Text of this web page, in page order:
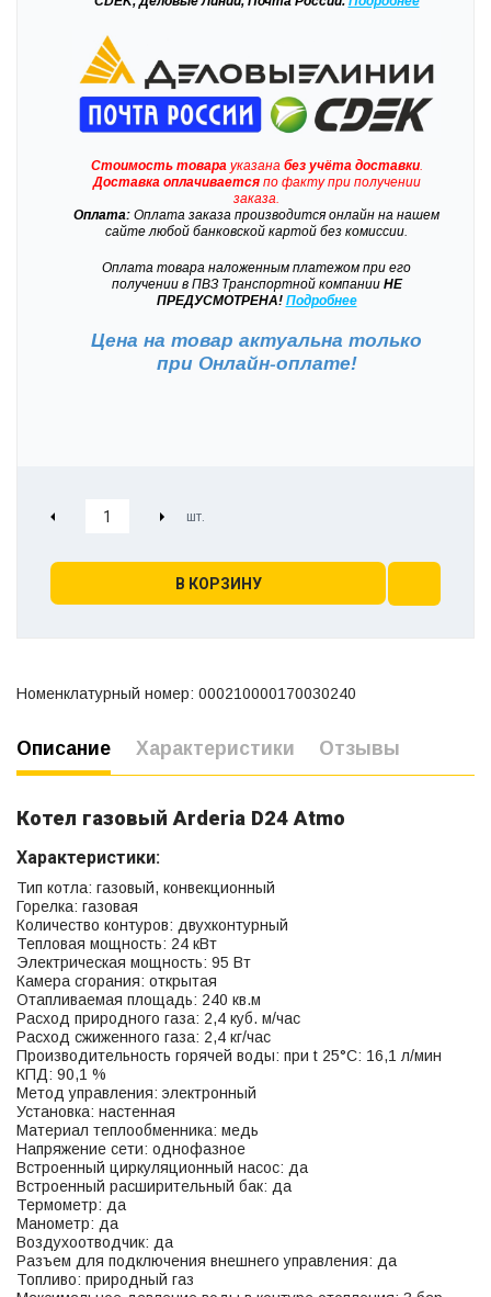
Стоимость товарауказана без учёта доставки.
Доставкаоплачиваетсяпо факту при получении
заказа.
Оплата: Оплата заказа производится онлайн на нашем
сайте любой банковской картой без комиссии.
Оплата товара наложенным платежом при его
получении в ПВЗ Транспортной компанииНЕ
ПРЕДУСМОТРЕНА! Подробнее
Цена на товар актуальна только
при Онлайн-оплате!
В КОРЗИНУ
Номенклатурный номер: 000210000170030240
Описание Характеристики Отзывы
Котел газовый Arderia D24 Atmo
Характеристики:
Тип котла: газовый, конвекционный
Горелка: газовая
Количество контуров: двухконтурный
Тепловая мощность: 24 кВт
Электрическая мощность: 95 Вт
Камера сгорания: открытая
Отапливаемая площадь: 240 кв.м
Расход природного газа: 2,4 куб. м/час
Расход сжиженного газа: 2,4 кг/час
Производительность горячей воды: при t 25°C: 16,1 л/мин
КПД: 90,1 %
Метод управления: электронный
Установка: настенная
Материал теплообменника: медь
Напряжение сети: однофазное
Встроенный циркуляционный насос: да
Встроенный расширительный бак: да
Термометр: да
Манометр: да
Воздухоотводчик: да
Разъем для подключения внешнего управления: да
Топливо: природный газ